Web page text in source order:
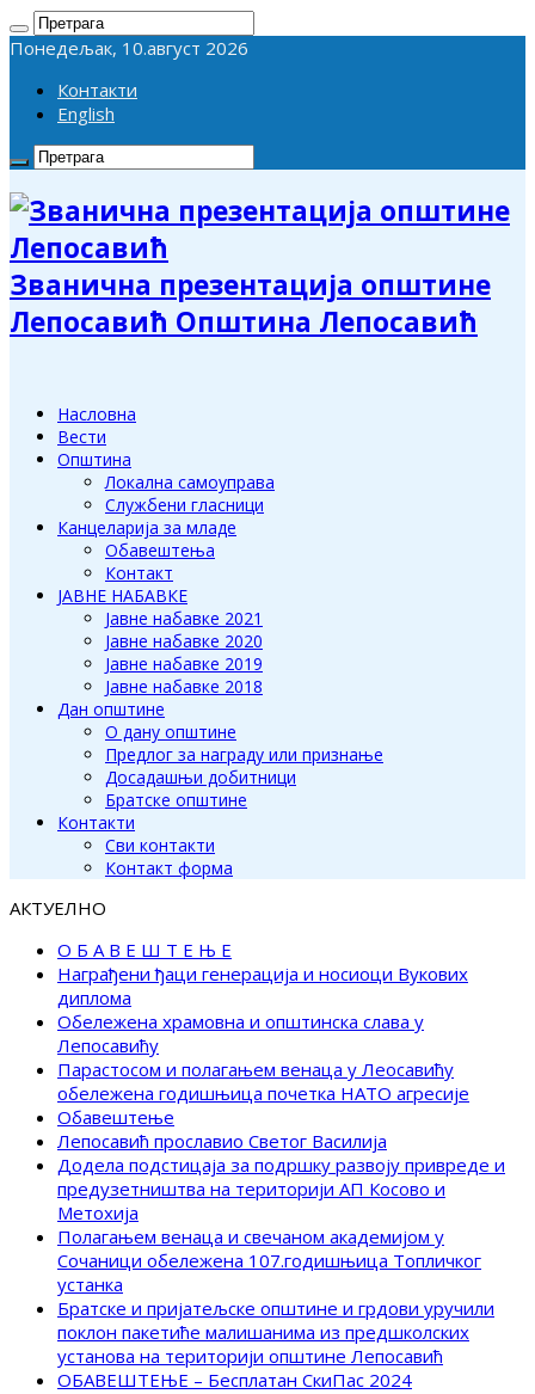
Понедељак, 10.август 2026
Контакти
English
Званична презентација општине
Лепосавић Општина Лепосавић
Насловна
Вести
Општина
Локална самоуправа
Службени гласници
Канцеларија за младе
Обавештења
Контакт
ЈАВНЕ НАБАВКЕ
Јавне набавке 2021
Јавне набавке 2020
Јавне набавке 2019
Јавне набавке 2018
Дан општине
О дану општине
Предлог за награду или признање
Досадашњи добитници
Братске општине
Контакти
Сви контакти
Контакт форма
АКТУЕЛНО
О Б А В Е Ш Т Е Њ Е
Награђени ђаци генерација и носиоци Вукових
диплома
Обележена храмовна и општинска слава у
Лепосавићу
Парастосом и полагањем венаца у Леосавићу
обележена годишњица почетка НАТО агресије
Обавештење
Лепосавић прославио Светог Василија
Додела подстицаја за подршку развоју привреде и
предузетништва на територији АП Косово и
Метохија
Полагањем венаца и свечаном академијом у
Сочаници обележена 107.годишњица Топличког
устанка
Братске и пријатељске општине и грдови уручили
поклон пакетиће малишанима из предшколских
установа на територији општине Лепосавић
ОБАВЕШТЕЊЕ – Бесплатан СкиПас 2024